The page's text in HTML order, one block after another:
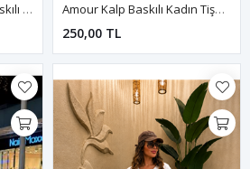
Belle La Vie Estamour Baskılı Kadın Tişört-Siyah Amour Kalp Baskılı Kadın Tişört-Beyaz
250,00 TL